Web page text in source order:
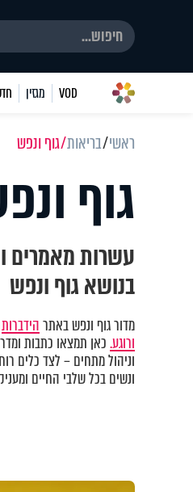
VOD מגזין
ראשי בריאות גוף ונפש
גוף
עשרות מאמרים
בנושא גוף ונפש
מדור גוף ונפש באתרהידברות
ורוגע.כאן תמצאו כתבות
וניהול מתחים – לצד כלים
ונשים בכל שלבי החיים